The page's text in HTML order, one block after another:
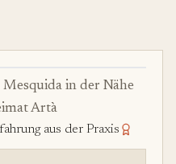
in der Nähe
Artà
aus der Praxis